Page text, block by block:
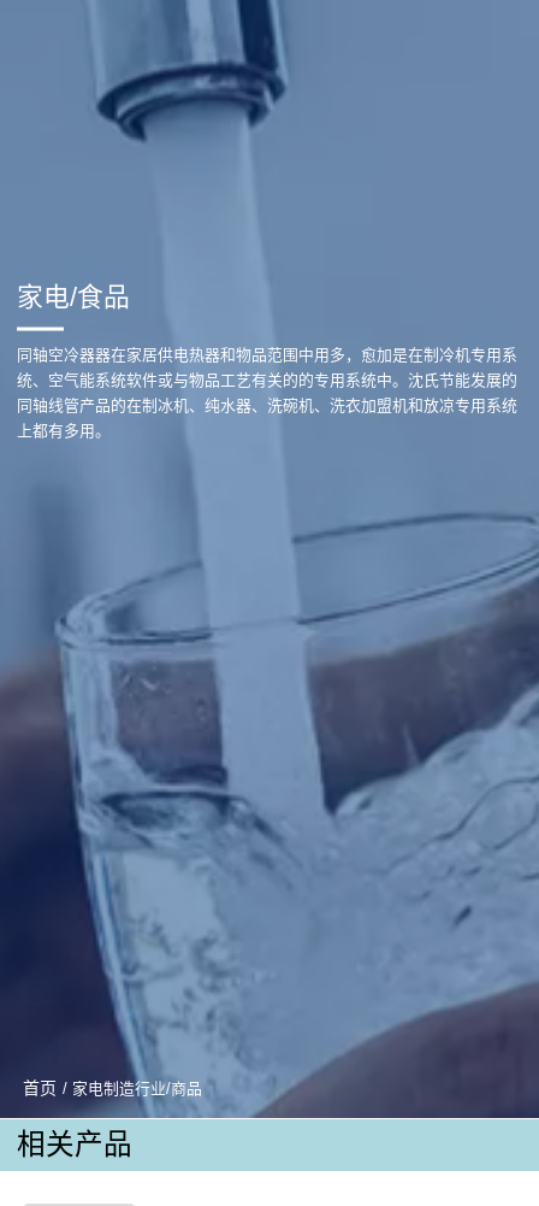
家电/食品
同轴空冷器器在家居供电热器和物品范围中用多，愈加是在制冷机专用系
统、空气能系统软件或与物品工艺有关的的专用系统中。沈氏节能发展的
同轴线管产品的在制冰机、纯水器、洗碗机、洗衣加盟机和放凉专用系统
上都有多用。
首页 / 家电制造行业/商品
相关产品